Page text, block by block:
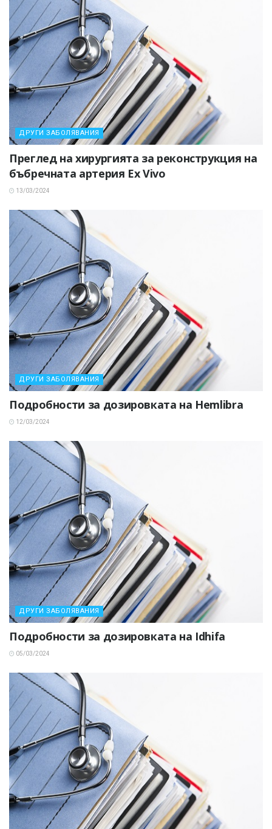
ДРУГИ ЗАБОЛЯВАНИЯ
Преглед на хирургията за реконструкция на
бъбречната артерия Ex Vivo
13/03/2024
ДРУГИ ЗАБОЛЯВАНИЯ
Подробности за дозировката на Hemlibra
12/03/2024
ДРУГИ ЗАБОЛЯВАНИЯ
Подробности за дозировката на Idhifa
05/03/2024